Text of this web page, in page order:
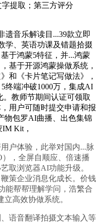
提取；第三方评分
音乐解读目...39款立即
学、英语功课及错题拾掇
于鸿蒙5特征，并...鸿蒙
基于开源鸿蒙操做系统，
和《卡片笔记写做法》，
终端冲破1000万，集成AI
。教师节期间认证可领取
用户可随时提交申请和报
物包罗AI曲播、出色集锦
Kit，
体验，此举对国内...脉
，全屏自顺应、倍速播
取浏览器AI功能升级。
策企业消息化成长。价钱
能帮帮理解学问，浩繁合
高效协做系统。
语音翻译拍摄文本输入等